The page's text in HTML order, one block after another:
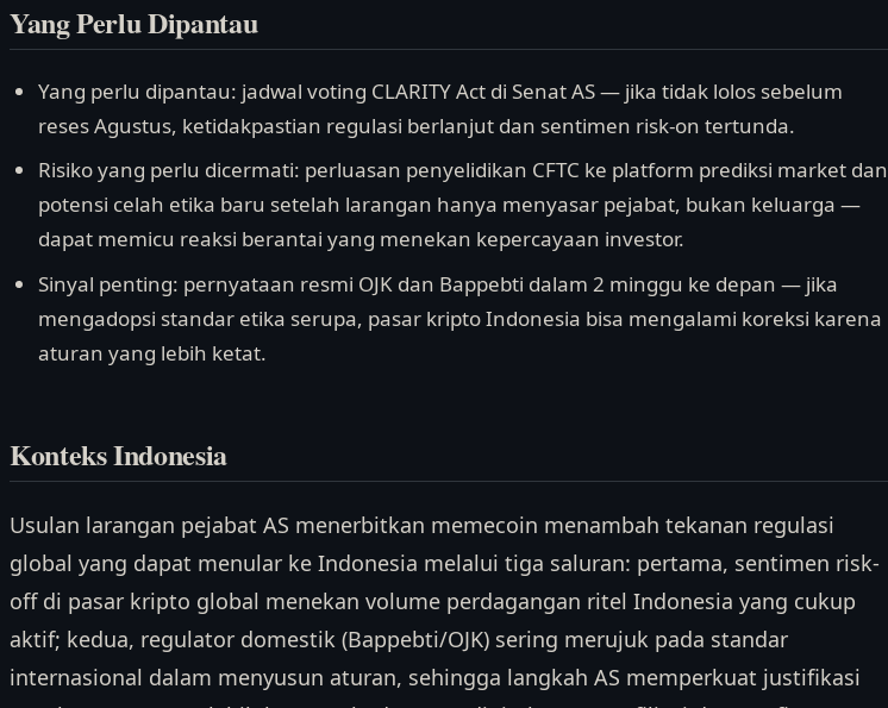
Yang Perlu Dipantau
Yang perlu dipantau: jadwal voting CLARITY Act di Senat AS — jika tidak lolos sebelum
reses Agustus, ketidakpastian regulasi berlanjut dan sentimen risk-on tertunda.
Risiko yang perlu dicermati: perluasan penyelidikan CFTC ke platform prediksi market dan
potensi celah etika baru setelah larangan hanya menyasar pejabat, bukan keluarga —
dapat memicu reaksi berantai yang menekan kepercayaan investor.
Sinyal penting: pernyataan resmi OJK dan Bappebti dalam 2 minggu ke depan — jika
mengadopsi standar etika serupa, pasar kripto Indonesia bisa mengalami koreksi karena
aturan yang lebih ketat.
Konteks Indonesia
Usulan larangan pejabat AS menerbitkan memecoin menambah tekanan regulasi
global yang dapat menular ke Indonesia melalui tiga saluran: pertama, sentimen risk-
off di pasar kripto global menekan volume perdagangan ritel Indonesia yang cukup
aktif; kedua, regulator domestik (Bappebti/OJK) sering merujuk pada standar
internasional dalam menyusun aturan, sehingga langkah AS memperkuat justifikasi